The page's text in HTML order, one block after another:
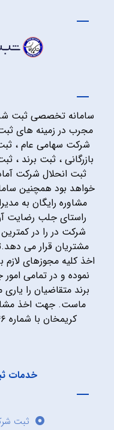
سامانه تخصصی ثبت
مجرب در زمینه های
شرکت سهامی عام ،
بازرگانی ، ثبت برند ،
ثبت انحلال شرکت
خواهد بود همچنین
مشاوره رایگان به
راستای جلب رضایت
شرکت در را در
مشتریان قرار می
اخذ کلیه مجوزهای
نموده و در تمامی
برند متقاضیان را
ماست. جهت اخذ
کریمخان با شماره ۰۲۱۸۷۱۴۶ تماس حاصل فرمایید.
خدمات
ثبت